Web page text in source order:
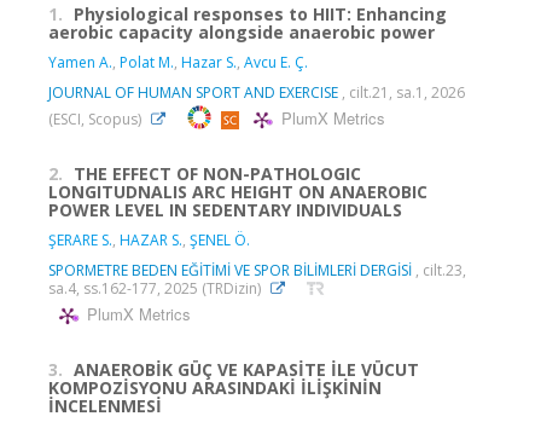
1. Physiological responses to HIIT: Enhancing
aerobic capacity alongside anaerobic power
Yamen A., Polat M., Hazar S., Avcu E. Ç.
JOURNAL OF HUMAN SPORT AND EXERCISE , cilt.21, sa.1, 2026
(ESCI, Scopus)
PlumX Metrics
2. THE EFFECT OF NON-PATHOLOGIC
LONGITUDNALIS ARC HEIGHT ON ANAEROBIC
POWER LEVEL IN SEDENTARY INDIVIDUALS
ŞERARE S., HAZAR S., ŞENEL Ö.
SPORMETRE BEDEN EĞİTİMİ VE SPOR BİLİMLERİ DERGİSİ , cilt.23,
sa.4, ss.162-177, 2025 (TRDizin)
PlumX Metrics
3. ANAEROBİK GÜÇ VE KAPASİTE İLE VÜCUT
KOMPOZİSYONU ARASINDAKİ İLİŞKİNİN
İNCELENMESİ